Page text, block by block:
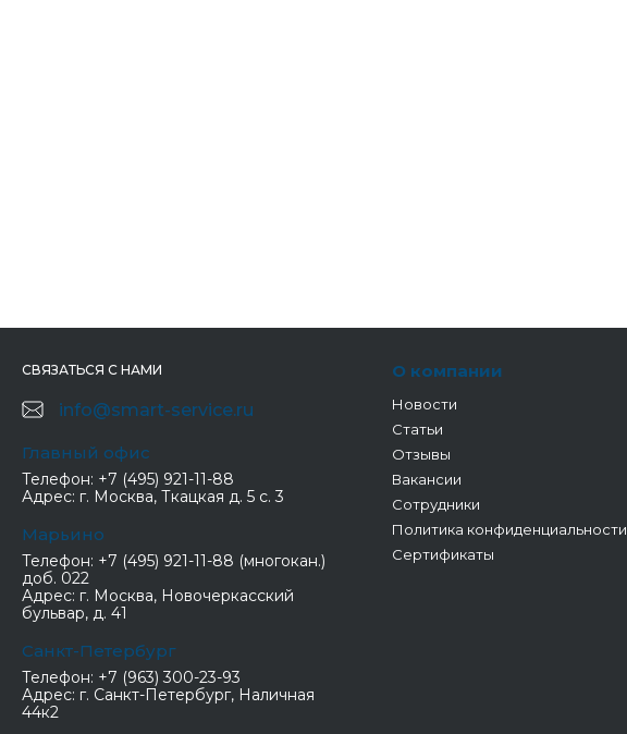
СВЯЗАТЬСЯ С НАМИ
info@smart-service.ru
Главный офис
Телефон: +7 (495) 921-11-88
Адрес: г. Москва, Ткацкая д. 5 с. 3
Марьино
Телефон: +7 (495) 921-11-88 (многокан.)
доб. 022
Адрес: г. Москва, Новочеркасский
бульвар, д. 41
Санкт-Петербург
Телефон: +7 (963) 300-23-93
Адрес: г. Санкт-Петербург, Наличная
44к2
О компании
Новости
Статьи
Отзывы
Вакансии
Сотрудники
Политика конфиденциальности
Сертификаты